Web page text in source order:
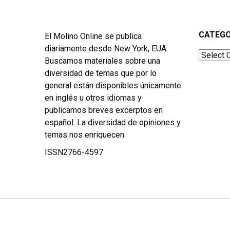
El Molino Online se publica
diariamente desde New York, EUA.
Buscamos materiales sobre una
diversidad de temas que por lo
general están disponibles únicamente
en inglés u otros idiomas y
publicamos breves excerptos en
español. La diversidad de opiniones y
temas nos enriquecen.
ISSN2766-4597